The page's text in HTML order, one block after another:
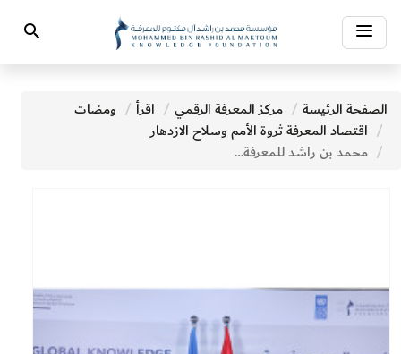
Toggle
navigation
Search
الصفحة الرئيسة مركز المعرفة الرقمي اقرأ
ومضات
اقتصاد المعرفة ثروة الأمم وسلاح الازدهار
محمد بن راشد للمعرفة تعزِّز سجل إنجازاتها المعرفية اللافتة ضمن عام استثنائي